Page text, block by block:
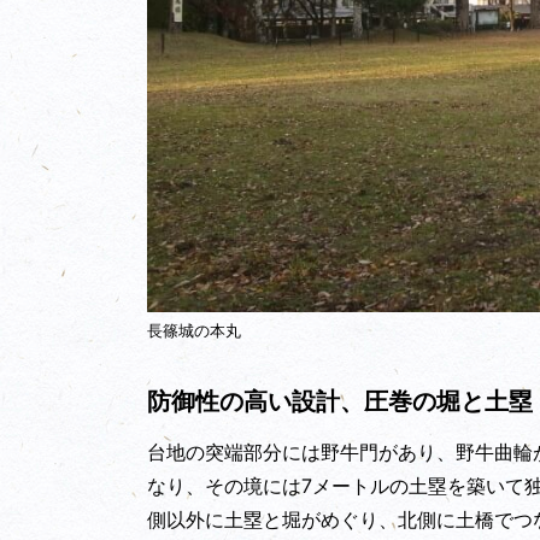
長篠城の本丸
防御性の高い設計、圧巻の堀と土塁
台地の突端部分には野牛門があり、野牛曲
なり、その境には7メートルの土塁を築いて
側以外に土塁と堀がめぐり、北側に土橋で